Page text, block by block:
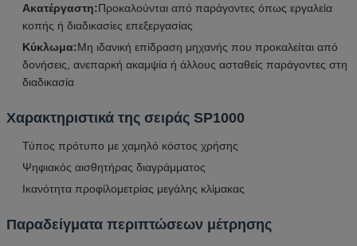
Ακατέργαστη:Προκαλούνται από παράγοντες όπως εργαλεία
κοπής ή διαδικασίες επεξεργασίας
Κύκλωμα:Μη ιδανική επίδραση μηχανής που προκαλείται από
δονήσεις, ανεπαρκή ακαμψία ή άλλους ασταθείς παράγοντες στη
διαδικασία
Χαρακτηριστικά της σειράς SP1000
Τύπος πρότυπο με χαμηλό κόστος χρήσης
Ψηφιακός αισθητήρας διαγράμματος
Ικανότητα προφίλομετρίας μεγάλης κλίμακας
Παραδείγματα περιπτώσεων μέτρησης